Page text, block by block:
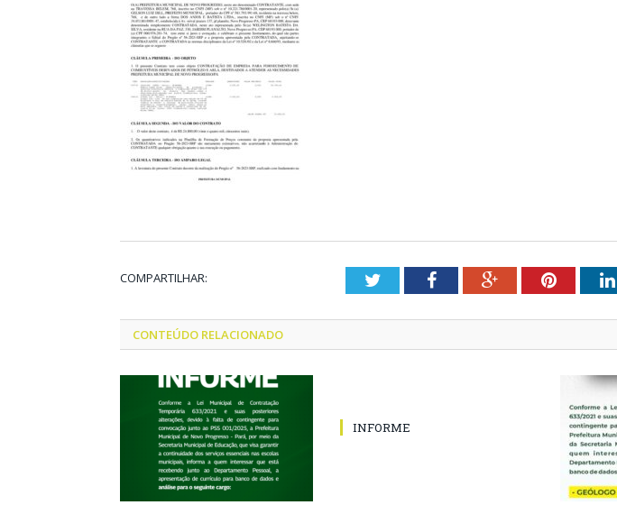
COMPARTILHAR: TwitterFacebookGoogle+Pinterest
CONTEÚDO RELACIONADO
INFORME